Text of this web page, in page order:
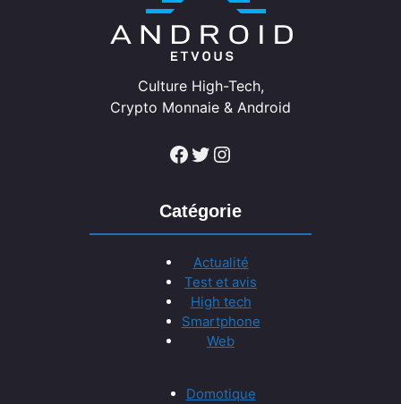
Culture High-Tech,
Crypto Monnaie & Android
Facebook Twitter Instagram
Catégorie
Actualité
Test et avis
High tech
Smartphone
Web
Domotique